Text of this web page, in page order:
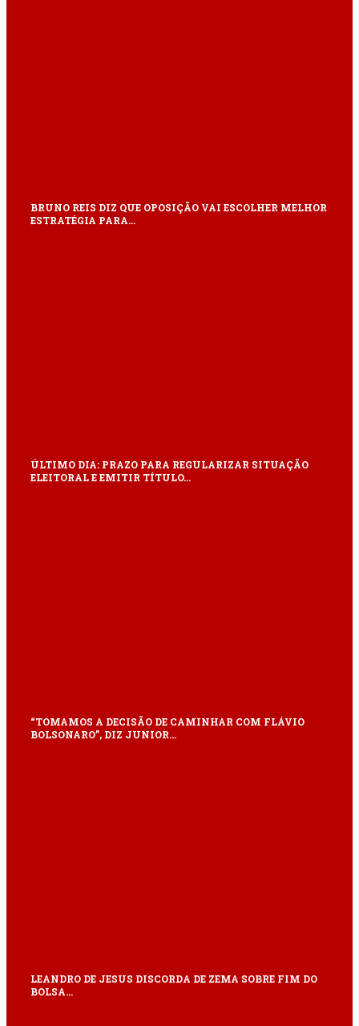
BRUNO REIS DIZ QUE OPOSIÇÃO VAI ESCOLHER MELHOR
ESTRATÉGIA PARA…
ÚLTIMO DIA: PRAZO PARA REGULARIZAR SITUAÇÃO
ELEITORAL E EMITIR TÍTULO…
“TOMAMOS A DECISÃO DE CAMINHAR COM FLÁVIO
BOLSONARO”, DIZ JUNIOR…
LEANDRO DE JESUS DISCORDA DE ZEMA SOBRE FIM DO
BOLSA…